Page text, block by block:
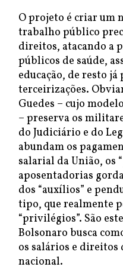
O projeto é criar um
trabalho público
direitos, atacando a
públicos de saúde,
educação, de resto
terceirizações.
Guedes – cujo
– preserva os
do Judiciário e do
abundam os
salarial da União, os
aposentadorias
dos “auxílios” e
tipo, que realmente
“privilégios”. São
Bolsonaro busca
os salários e
nacional.